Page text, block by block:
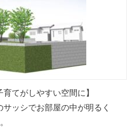
てがしやすい空間に】
ッシでお部屋の中が明るく